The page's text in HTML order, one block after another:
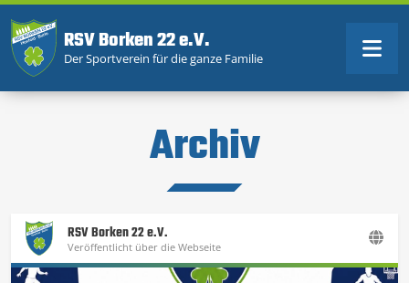
RSV Borken 22 e.V.
Der Sportverein für die ganze Familie
Archiv
RSV Borken 22 e.V.
Veröffentlicht über die Webseite